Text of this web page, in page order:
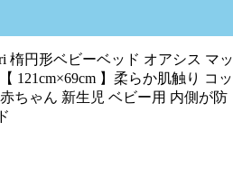
楕円形ベビーベッド オアシス マッ
121cm×69cm 】柔らか肌触り コッ
ちゃん 新生児 ベビー用 内側が防